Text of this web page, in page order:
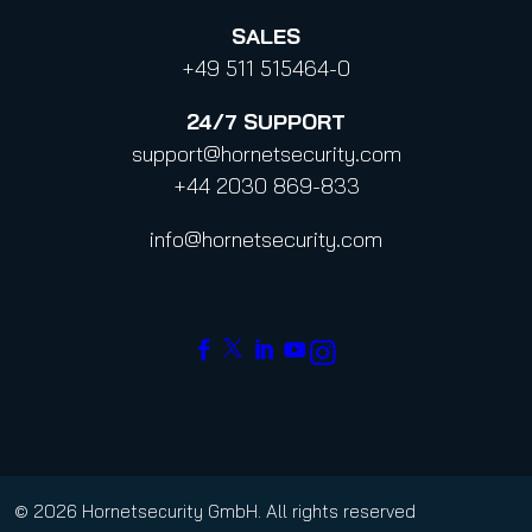
SALES
+49 511 515464-0
24/7 SUPPORT
support@hornetsecurity.com
+44 2030 869-833
info@hornetsecurity.com
© 2026 Hornetsecurity GmbH. All rights reserved